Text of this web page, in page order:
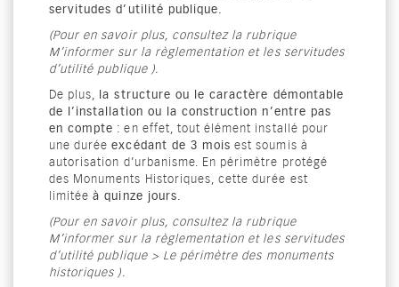
servitudes d’utilité publique.
(Pour en savoir plus, consultez la rubrique
M’informer sur la règlementation et les servitudes
d’utilité publique ).
De plus, la structure ou le caractère démontable
de l’installation ou la construction n’entre pas
en compte : en effet, tout élément installé pour
une duréeexcédant de 3 mois est soumis à
autorisation d’urbanisme. En périmètre protégé
des Monuments Historiques, cette durée est
limitéeà quinze jours.
(Pour en savoir plus, consultez la rubrique
M’informer sur la règlementation et les servitudes
d’utilité publique > Le périmètre des monuments
historiques ).